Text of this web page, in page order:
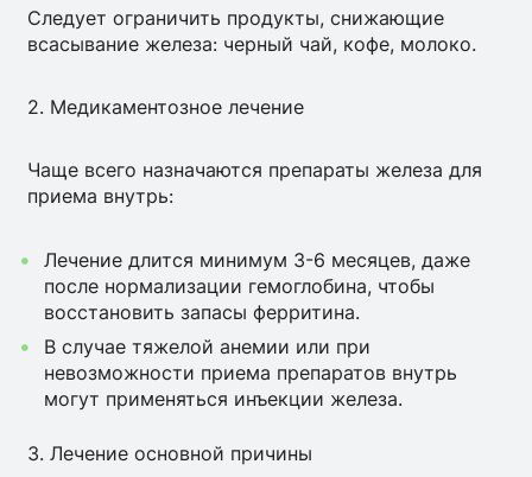
Следует ограничить продукты, снижающие
всасывание железа: черный чай, кофе, молоко.
2. Медикаментозное лечение
Чаще всего назначаются препараты железа для
приема внутрь:
Лечение длится минимум 3-6 месяцев, даже
после нормализации гемоглобина, чтобы
восстановить запасы ферритина.
В случае тяжелой анемии или при
невозможности приема препаратов внутрь
могут применяться инъекции железа.
3. Лечение основной причины